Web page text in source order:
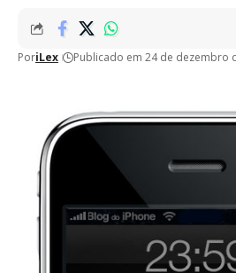
PoriLex Publicado em 24 de dezembro